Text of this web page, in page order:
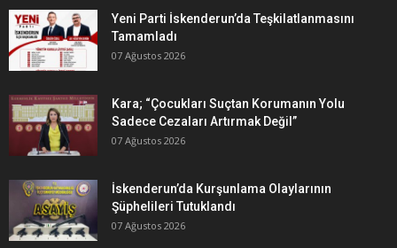
Yeni Parti İskenderun’da Teşkilatlanmasını
Tamamladı
07 Ağustos 2026
Kara; “Çocukları Suçtan Korumanın Yolu
Sadece Cezaları Artırmak Değil”
07 Ağustos 2026
İskenderun’da Kurşunlama Olaylarının
Şüphelileri Tutuklandı
07 Ağustos 2026